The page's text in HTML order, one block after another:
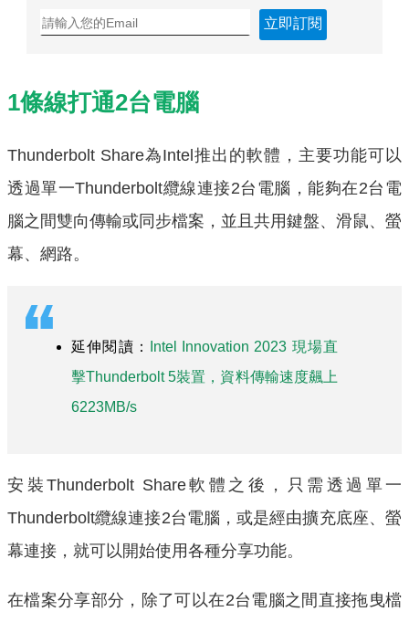
立即訂閱
1條線打通2台電腦
Thunderbolt Share為Intel推出的軟體，主要功能可以
透過單一Thunderbolt纜線連接2台電腦，能夠在2台電
腦之間雙向傳輸或同步檔案，並且共用鍵盤、滑鼠、螢
幕、網路。
延伸閱讀：
Intel Innovation 2023 現場直
擊Thunderbolt 5裝置，資料傳輸速度飆上
6223MB/s
安裝Thunderbolt Share軟體之後，只需透過單一
Thunderbolt纜線連接2台電腦，或是經由擴充底座、螢
幕連接，就可以開始使用各種分享功能。
在檔案分享部分，除了可以在2台電腦之間直接拖曳檔